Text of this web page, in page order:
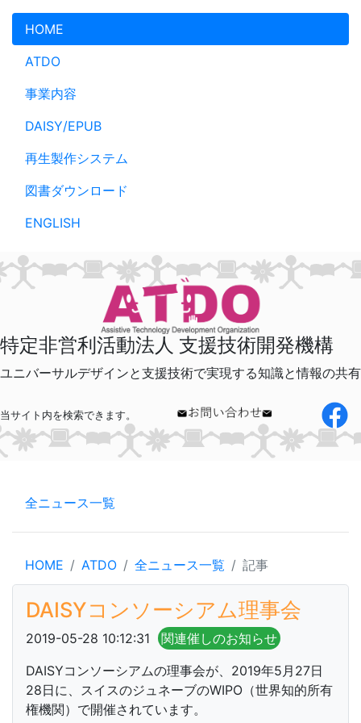
メインコンテンツへスキップ
HOME
ATDO
事業内容
DAISY/EPUB
再生製作システム
図書ダウンロード
ENGLISH
特定非営利活動法人 支援技術開発機構
ユニバーサルデザインと支援技術で実現する知識と情報の共有
当サイト内を検索できます。
全ニュース一覧
HOME ATDO 全ニュース一覧 記事
DAISYコンソーシアム理事会
2019-05-28 10:12:31
関連催しのお知らせ
DAISYコンソーシアムの理事会が、2019年5月27日
28日に、スイスのジュネーブのWIPO（世界知的所有
権機関）で開催されています。